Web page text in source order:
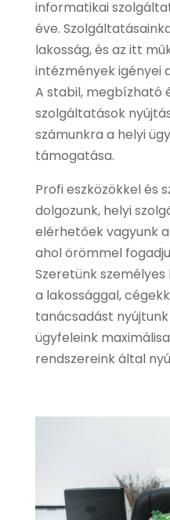
informatikai
éve.
lakosság, és az itt
intézmények igényei
A stabil, megbízható
szolgáltatások
számunkra a helyi
támogatása.
Profi eszközökkel és
dolgozunk, helyi
elérhetőek vagyunk
ahol örömmel
Szeretünk
a lakossággal,
tanácsadást
ügyfeleink
rendszereink által